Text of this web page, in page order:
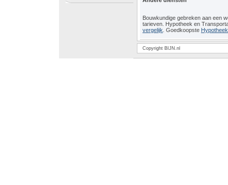
Bouwkundige gebreken aan een
tarieven. Hypotheek en
vergelijk . Goedkoopste
Copyright BIJN.nl